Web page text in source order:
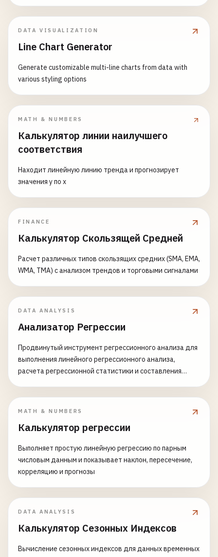
DATA VISUALIZATION
Line Chart Generator
Generate customizable multi-line charts from data with
various styling options
MATH & NUMBERS
Калькулятор линии наилучшего
соответствия
Находит линейную линию тренда и прогнозирует
значения y по x
FINANCE
Калькулятор Скользящей Средней
Расчет различных типов скользящих средних (SMA, EMA,
WMA, TMA) с анализом трендов и торговыми сигналами
DATA ANALYSIS
Анализатор Регрессии
Продвинутый инструмент регрессионного анализа для
выполнения линейного регрессионного анализа,
расчета регрессионной статистики и составления
- Поддержка множественной линейной регрессии -
статистической значимости - R-квадрат и
скорректированный R-квадрат - Анализ остатков и
диагностика - Интервалы прогнозирования и
доверительные интервалы - Обнаружение выбросов в
регрессии - Метрики валидации модели - Визуальная
диагностика регрессии - Поддержка преобразования
данных Общие случаи использования: -
Прогнозирование продаж и анализ тенденций -
Финансовое моделирование и оценка рисков - Научные
MATH & NUMBERS
Калькулятор регрессии
Выполняет простую линейную регрессию по парным
числовым данным и показывает наклон, пересечение,
корреляцию и прогнозы
DATA ANALYSIS
Калькулятор Сезонных Индексов
Вычисление сезонных индексов для данных временных